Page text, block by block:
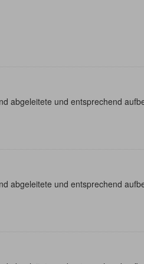
abgeleitete und entsprechend
abgeleitete und entsprechend